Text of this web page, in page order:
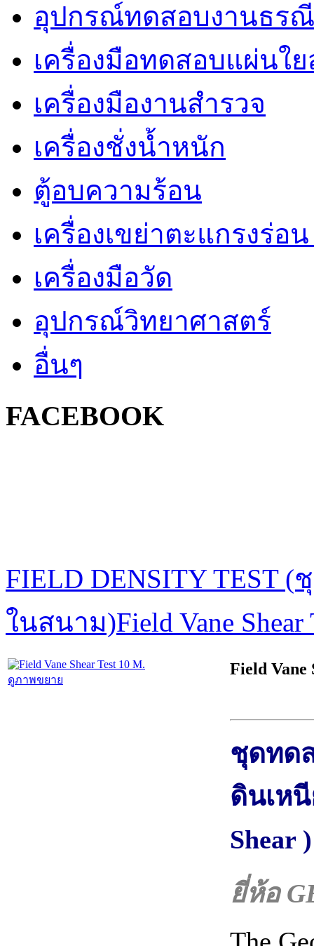
อุปกรณ์ทดสอบงานธรณี
เครื่องมือทดสอบแผ่นใย
เครื่องมืองานสำรวจ
เครื่องชั่งน้ำหนัก
ตู้อบความร้อน
เครื่องเขย่าตะแกรงร่อ
เครื่องมือวัด
อุปกรณ์วิทยาศาสตร์
อื่นๆ
FACEBOOK
FIELD DENSITY
ในสนาม)Field Vane
ดูภาพขยาย
Field Vane
ชุดทด
ดินเห
Shear
ยี่ห้อ